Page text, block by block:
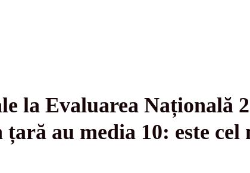
la Evaluarea Națională
au media 10: este